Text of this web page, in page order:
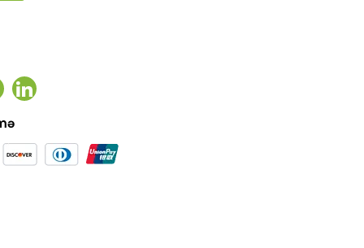
Linkedin